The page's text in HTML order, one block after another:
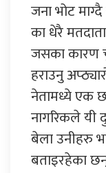
जना भोट
का धेरै
जसका कारण
हराउनु
नेतामध्ये एक
नागरिकले यी
बेला उनीहरु
बताइरहेका